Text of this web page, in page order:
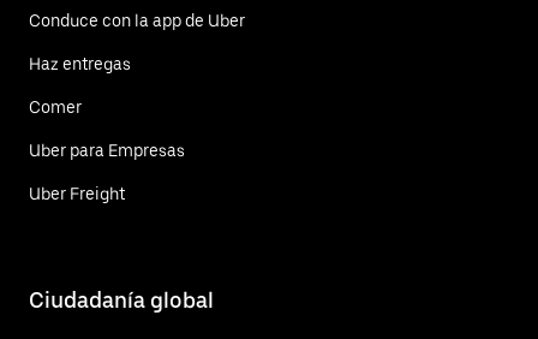
Conduce con la app de Uber
Haz entregas
Comer
Uber para Empresas
Uber Freight
Ciudadanía global